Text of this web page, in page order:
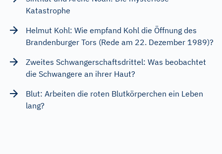
Katastrophe
Helmut Kohl: Wie empfand Kohl die Öffnung des
Brandenburger Tors (Rede am 22. Dezember 1989)?
Zweites Schwangerschaftsdrittel: Was beobachtet
die Schwangere an ihrer Haut?
Blut: Arbeiten die roten Blutkörperchen ein Leben
lang?